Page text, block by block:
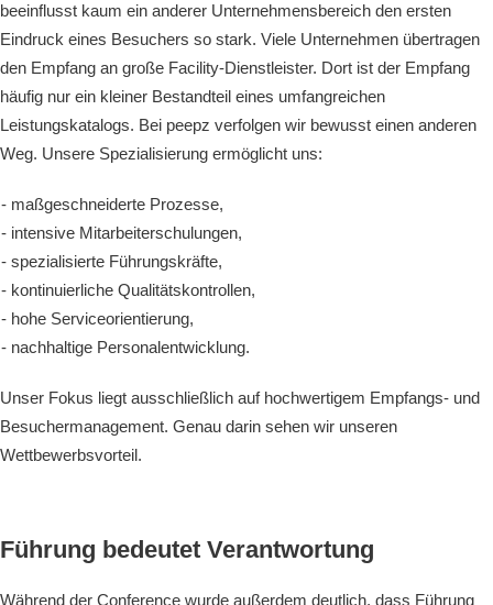
beeinflusst kaum ein anderer Unternehmensbereich den ersten
Eindruck eines Besuchers so stark. Viele Unternehmen übertragen
den Empfang an große Facility-Dienstleister. Dort ist der Empfang
häufig nur ein kleiner Bestandteil eines umfangreichen
Leistungskatalogs. Bei peepz verfolgen wir bewusst einen anderen
Weg. Unsere Spezialisierung ermöglicht uns:
maßgeschneiderte Prozesse,
intensive Mitarbeiterschulungen,
spezialisierte Führungskräfte,
kontinuierliche Qualitätskontrollen,
hohe Serviceorientierung,
nachhaltige Personalentwicklung.
Unser Fokus liegt ausschließlich auf hochwertigem Empfangs- und
Besuchermanagement. Genau darin sehen wir unseren
Wettbewerbsvorteil.
Führung bedeutet Verantwortung
Während der Conference wurde außerdem deutlich, dass Führung